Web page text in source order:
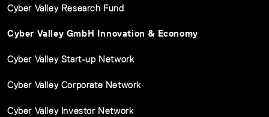
Cyber Valley Research Fund
Cyber Valley GmbH Innovation & Economy
Cyber Valley Start-up Network
Cyber Valley Corporate Network
Cyber Valley Investor Network